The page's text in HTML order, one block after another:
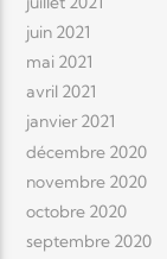
juin 2021
mai 2021
avril 2021
janvier 2021
décembre 2020
novembre 2020
octobre 2020
septembre 2020